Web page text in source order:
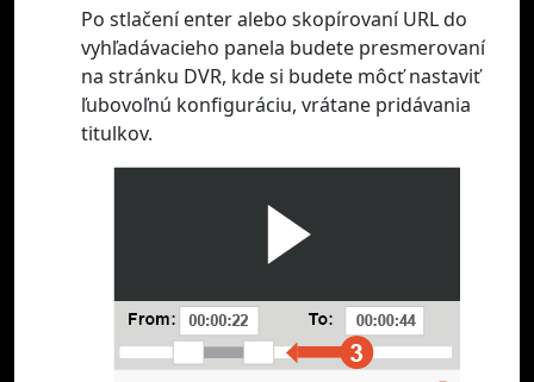
Po stlačení enter alebo skopírovaní URL do
vyhľadávacieho panela budete presmerovaní
na stránku DVR, kde si budete môcť nastaviť
ľubovoľnú konfiguráciu, vrátane pridávania
titulkov.